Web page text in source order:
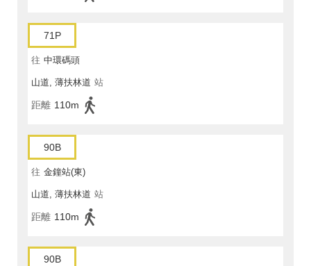
71P
往 中環碼頭
山道, 薄扶林道 站
距離 110m
90B
往 金鐘站(東)
山道, 薄扶林道 站
距離 110m
90B